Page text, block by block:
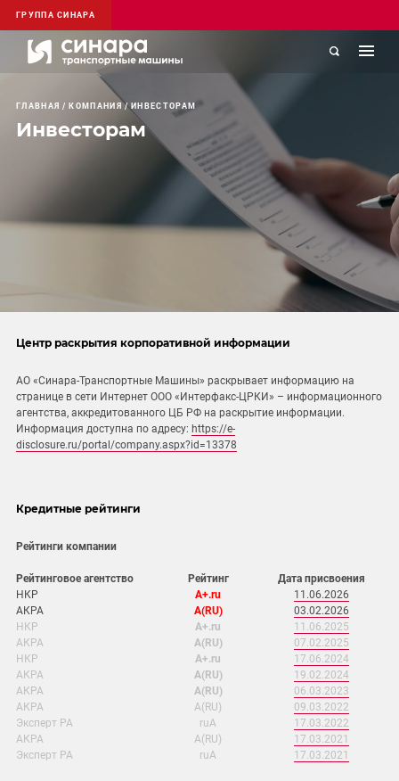
ГРУППА СИНАРА
ГЛАВНАЯ КОМПАНИЯ ИНВЕСТОРАМ
Инвесторам
Центр раскрытия корпоративной информации
АО «Синара-Транспортные Машины» раскрывает информацию на
странице в сети Интернет ООО «Интерфакс-ЦРКИ» – информационного
агентства, аккредитованного ЦБ РФ на раскрытие информации.
Информация доступна по адресу: https://e-
disclosure.ru/portal/company.aspx?id=13378
Кредитные рейтинги
Рейтинги компании
Рейтинговое агентство Рейтинг
Дата присвоения
НКР
А+.ru
11.06.2026
АКРА
А(RU)
03.02.2026
НКР
А+.ru
11.06.2025
АКРА
А(RU)
07.02.2025
НКР
A+.ru
17.06.2024
АКРА
А(RU)
19.02.2024
АКРА
А(RU)
06.03.2023
АКРА
А(RU)
09.03.2022
Эксперт РА
ruA
17.03.2022
АКРА
А(RU)
17.03.2021
Эксперт РА
ruA 17.03.2021